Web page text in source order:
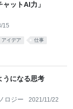
ットAI力」
15
アイデア 仕事
うになる思考
ロジー 2021/11/22